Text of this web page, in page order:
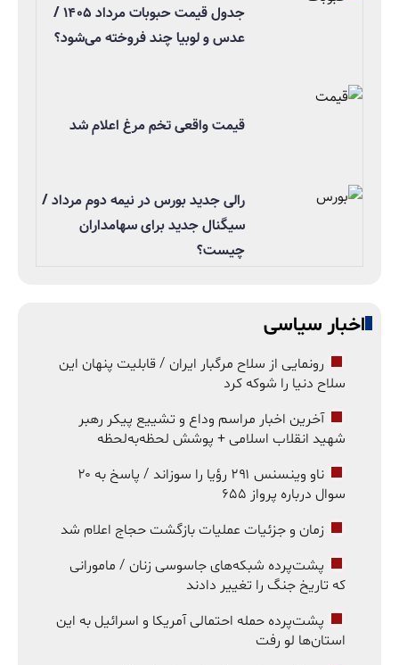
جدول قیمت حبوبات مرداد ۱۴۰۵ /
عدس و لوبیا چند فروخته می‌شود؟
قیمت واقعی تخم مرغ اعلام شد
رالی جدید بورس در نیمه دوم مرداد /
سیگنال جدید برای سهامداران
چیست؟
اخبار سیاسی
رونمایی از سلاح مرگبار ایران / قابلیت پنهان این
سلاح دنیا را شوکه کرد
آخرین اخبار مراسم وداع و تشییع پیکر رهبر
شهید انقلاب اسلامی + پوشش لحظه‌به‌لحظه
ناو وینسنس ۲۹۱ رؤیا را سوزاند / پاسخ به ۲۰
سوال درباره پرواز ۶۵۵
زمان و جزئیات عملیات بازگشت حجاج اعلام شد
پشت‌پرده شبکه‌های جاسوسی زنان / مامورانی
که تاریخ جنگ را تغییر دادند
پشت‌پرده حمله احتمالی آمریکا و اسرائیل به این
استان‌ها لو رفت